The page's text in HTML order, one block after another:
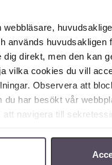
används huvudsakligen
direkt, men den kan
vilka cookies du vill
Observera att
har besökt vår
navigera till
upplevde själv eller
död, hot om död,
bland annat rädsla,
stelnar, när vi stannar
med att använda
utav att vara rädd.
det här har varit
känslan för